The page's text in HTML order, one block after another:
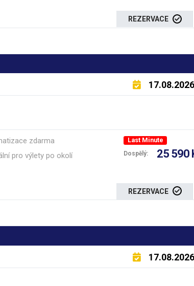
REZERVACE
17.08.2026
zdarma
pro výlety po okolí
Last Minute
Dospělý: 25 590
REZERVACE
17.08.2026